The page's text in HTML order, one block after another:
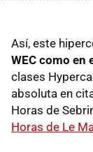
Así, este
WEC como en
clases
absoluta en
Horas de
Horas de Le